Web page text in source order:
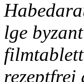
lge
rezeptfrei